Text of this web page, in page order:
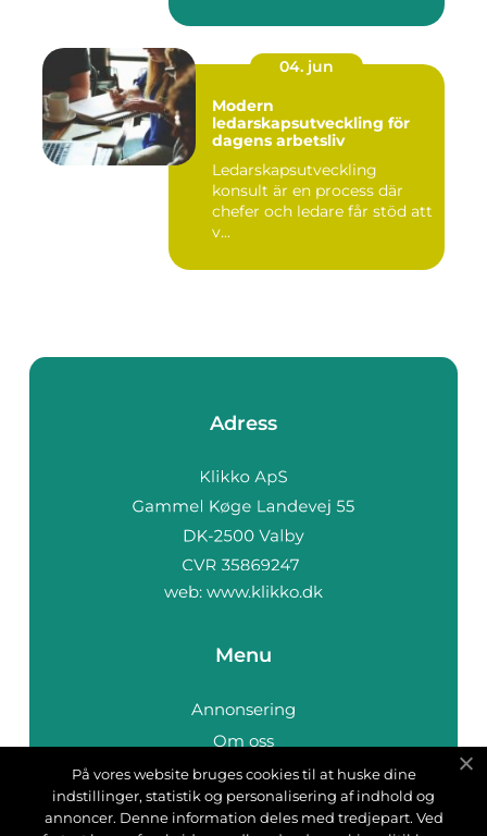
04. jun
Modern
ledarskapsutveckling för
dagens arbetsliv
Ledarskapsutveckling
konsult är en process där
chefer och ledare får stöd att
v...
Adress
web: www.klikko.dk
Menu
Annonsering
Om oss
Cookies
Kontakta oss
På vores website bruges cookies til at huske dine
indstillinger, statistik og personalisering af indhold og
annoncer. Denne information deles med tredjepart. Ved